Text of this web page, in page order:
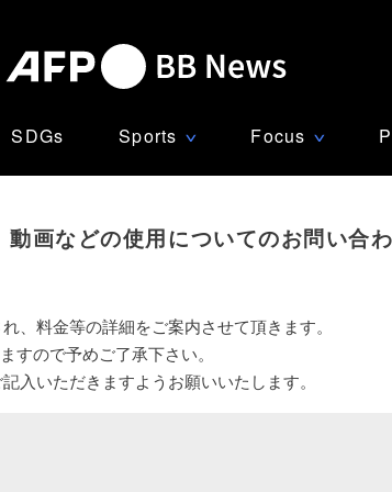
SDGs Sports ∨ Focus ∨
動画などの使用についてのお問い合
、料金等の詳細をご案内させて頂きます。
すので予めご了承下さい。
入いただきますようお願いいたします。